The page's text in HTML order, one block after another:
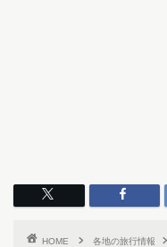
HOME 各地の旅行情報